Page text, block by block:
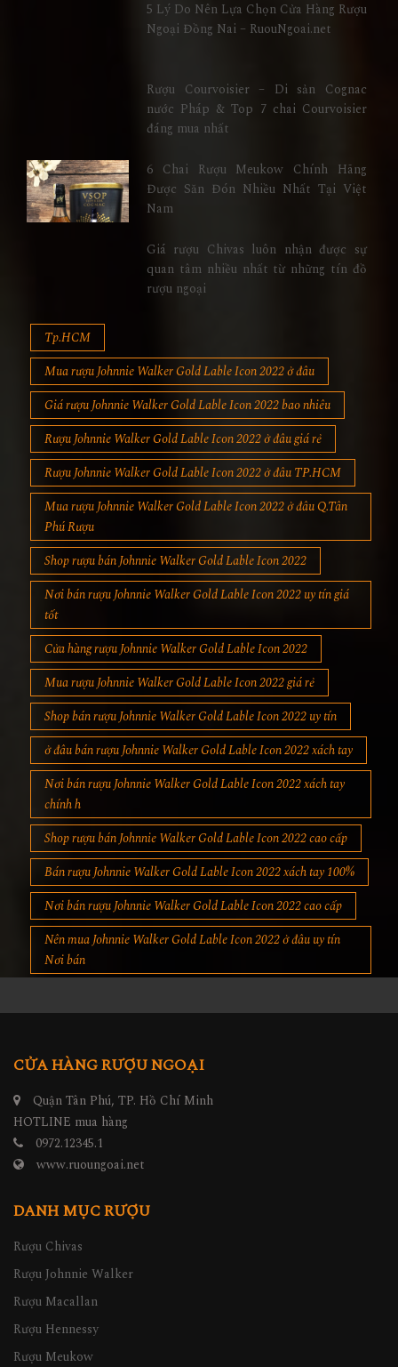
5 Lý Do Nên Lựa Chọn Cửa Hàng Rượu
Ngoại Đồng Nai – RuouNgoai.net
Rượu Courvoisier – Di sản Cognac
nước Pháp & Top 7 chai Courvoisier
đáng mua nhất
6 Chai Rượu Meukow Chính Hãng
Được Săn Đón Nhiều Nhất Tại Việt
Nam
Giá rượu Chivas luôn nhận được sự
quan tâm nhiều nhất từ những tín đồ
rượu ngoại
Tp.HCM
Mua rượu Johnnie Walker Gold Lable Icon 2022 ở đâu
Giá rượu Johnnie Walker Gold Lable Icon 2022 bao nhiêu
Rượu Johnnie Walker Gold Lable Icon 2022 ở đâu giá rẻ
Rượu Johnnie Walker Gold Lable Icon 2022 ở đâu TP.HCM
Mua rượu Johnnie Walker Gold Lable Icon 2022 ở đâu Q.Tân
Phú Rượu
Shop rượu bán Johnnie Walker Gold Lable Icon 2022
Nơi bán rượu Johnnie Walker Gold Lable Icon 2022 uy tín giá
tốt
Cửa hàng rượu Johnnie Walker Gold Lable Icon 2022
Mua rượu Johnnie Walker Gold Lable Icon 2022 giá rẻ
Shop bán rượu Johnnie Walker Gold Lable Icon 2022 uy tín
ở đâu bán rượu Johnnie Walker Gold Lable Icon 2022 xách tay
Nơi bán rượu Johnnie Walker Gold Lable Icon 2022 xách tay
chính h
Shop rượu bán Johnnie Walker Gold Lable Icon 2022 cao cấp
Bán rượu Johnnie Walker Gold Lable Icon 2022 xách tay 100%
Nơi bán rượu Johnnie Walker Gold Lable Icon 2022 cao cấp
Nên mua Johnnie Walker Gold Lable Icon 2022 ở đâu uy tín
Nơi bán
CỬA HÀNG RƯỢU NGOẠI
Quận Tân Phú, TP. Hồ Chí Minh
HOTLINE mua hàng
0972.12345.1
www.ruoungoai.net
DANH MỤC RƯỢU
Rượu Chivas
Rượu Johnnie Walker
Rượu Macallan
Rượu Hennessy
Rượu Meukow